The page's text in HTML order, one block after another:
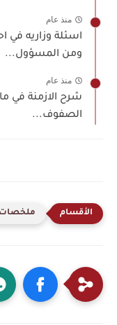
منذ عام
اسئلة وزاريه في
ومن المسؤول...
منذ عام
شرح الازمنة في
الصفوف...